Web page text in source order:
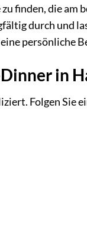
finden, die am
durch und
persönliche
in
Folgen Sie